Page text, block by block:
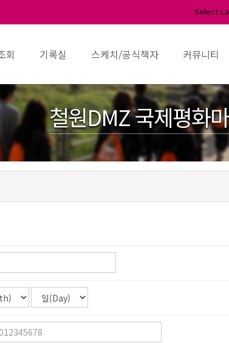
Select
회 기록실 스케치/공식책자 커뮤니티
철원DMZ 국제평화